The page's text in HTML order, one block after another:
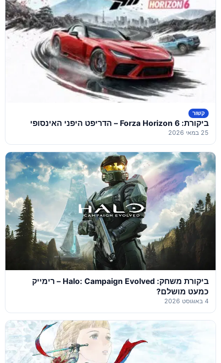
קשור
ביקורת: Forza Horizon 6 – הדריפט היפני האינסופי
25 במאי 2026
ביקורת משחק: Halo: Campaign Evolved – רימייק
כמעט מושלם?
4 באוגוסט 2026